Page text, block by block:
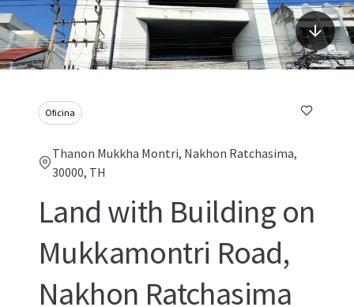
Oficina
Thanon Mukkha Montri, Nakhon Ratchasima,
30000, TH
Land with Building on
Mukkamontri Road,
Nakhon Ratchasima